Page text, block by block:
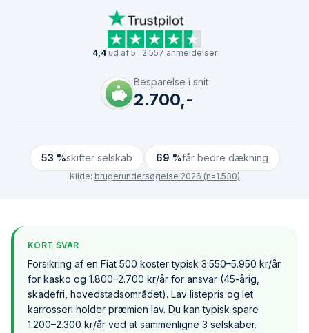
4,4ud af 5 · 2.557 anmeldelser
Besparelse i snit
2.700,-
53 %skifter selskab 69 %får bedre dækning
Kilde: brugerundersøgelse 2026 (n=1.530)
KORT SVAR
Forsikring af en Fiat 500 koster typisk 3.550–5.950 kr/år
for kasko og 1.800–2.700 kr/år for ansvar (45-årig,
skadefri, hovedstadsområdet). Lav listepris og let
karrosseri holder præmien lav. Du kan typisk spare
1.200–2.300 kr/år ved at sammenligne 3 selskaber.